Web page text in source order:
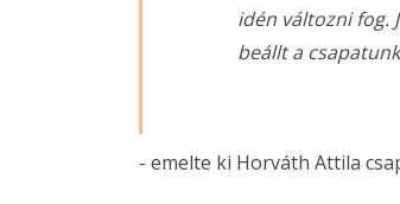
idén változni fog.
beállt a
- emelte ki Horváth Attila